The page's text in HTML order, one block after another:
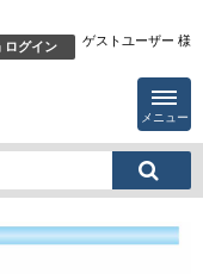
ログイン ゲストユーザー 様
メニュー